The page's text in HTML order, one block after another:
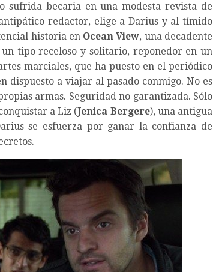
sufrida becaria en una modesta revista de
redactor, elige a Darius y al tímido
historia en Ocean View, una decadente
un tipo receloso y solitario, reponedor en un
marciales, que ha puesto en el periódico
dispuesto a viajar al pasado conmigo. No es
armas. Seguridad no garantizada. Sólo
a Liz (Jenica Bergere), una antigua
se esfuerza por ganar la confianza de